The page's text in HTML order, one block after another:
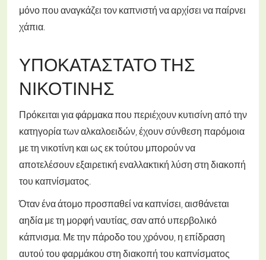
μόνο που αναγκάζει τον καπνιστή να αρχίσει να παίρνει
χάπια.
ΥΠΟΚΑΤΆΣΤΑΤΟ ΤΗΣ
ΝΙΚΟΤΊΝΗΣ
Πρόκειται για φάρμακα που περιέχουν κυτισίνη από την
κατηγορία των αλκαλοειδών, έχουν σύνθεση παρόμοια
με τη νικοτίνη και ως εκ τούτου μπορούν να
αποτελέσουν εξαιρετική εναλλακτική λύση στη διακοπή
του καπνίσματος.
Όταν ένα άτομο προσπαθεί να καπνίσει, αισθάνεται
αηδία με τη μορφή ναυτίας, σαν από υπερβολικό
κάπνισμα. Με την πάροδο του χρόνου, η επίδραση
αυτού του φαρμάκου στη διακοπή του καπνίσματος